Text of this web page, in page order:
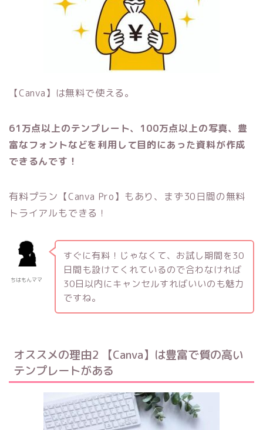
【Canva】は無料で使える。
61万点以上のテンプレート、100万点以上の写真、豊
富なフォントなどを利用して目的にあった資料が作成
できるんです！
有料プラン【Canva Pro】もあり、まず30日間の無料
トライアルもできる！
ちはもんママ
すぐに有料！じゃなくて、お試し期間を30
日間も設けてくれているので合わなければ
30日以内にキャンセルすればいいのも魅力
ですね。
オススメの理由2 【Canva】は豊富で質の高い
テンプレートがある